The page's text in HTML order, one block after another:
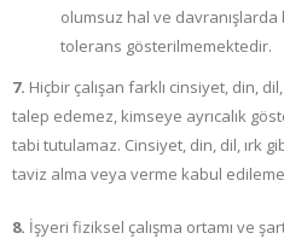
olumsuz hal ve
tolerans gösterilmemektedir.
7. Hiçbir çalışan farklı cinsiyet, din,
talep edemez, kimseye ayrıcalık
tabi tutulamaz. Cinsiyet, din, dil, ırk
taviz alma veya verme kabul
8. İşyeri fiziksel çalışma ortamı ve